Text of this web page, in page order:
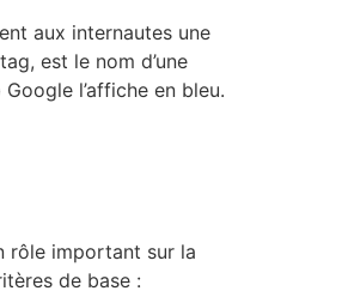
aux internautes une
est le nom d’une
l’affiche en bleu.
rôle important sur la
de base :